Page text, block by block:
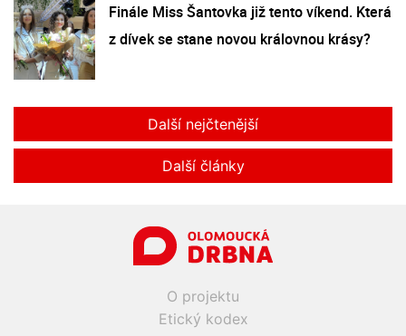
Finále Miss Šantovka již tento víkend. Která
z dívek se stane novou královnou krásy?
Další nejčtenější
Další články
O projektu
Etický kodex